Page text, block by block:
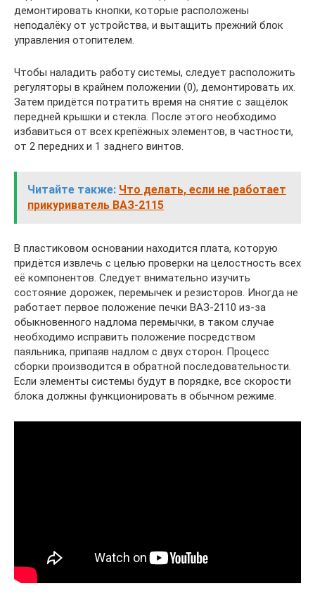
демонтировать кнопки, которые расположены
неподалёку от устройства, и вытащить прежний блок
управления отопителем.
Чтобы наладить работу системы, следует расположить
регуляторы в крайнем положении (0), демонтировать их.
Затем придётся потратить время на снятие с защёлок
передней крышки и стекла. После этого необходимо
избавиться от всех крепёжных элементов, в частности,
от 2 передних и 1 заднего винтов.
Читайте также: Что делать, если не работает
прикуриватель ВАЗ-2115
В пластиковом основании находится плата, которую
придётся извлечь с целью проверки на целостность всех
её компонентов. Следует внимательно изучить
состояние дорожек, перемычек и резисторов. Иногда не
работает первое положение печки ВАЗ-2110 из-за
обыкновенного надлома перемычки, в таком случае
необходимо исправить положение посредством
паяльника, припаяв надлом с двух сторон. Процесс
сборки производится в обратной последовательности.
Если элементы системы будут в порядке, все скорости
блока должны функционировать в обычном режиме.